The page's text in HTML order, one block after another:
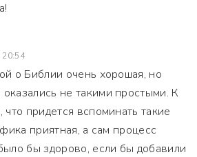
20:54
о Библии очень хорошая, но
не такими простыми. К
придется вспоминать такие
приятная, а сам процесс
бы здорово, если бы добавили